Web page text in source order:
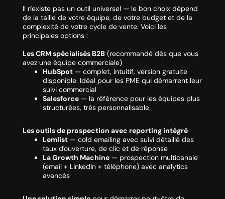
Il n'existe pas un outil universel — le bon choix dépend
de la taille de votre équipe, de votre budget et de la
complexité de votre cycle de vente. Voici les
principales options :
Les CRM spécialisés B2B (recommandé dès que vous
avez une équipe commerciale)
HubSpot— complet, intuitif, version gratuite
disponible. Idéal pour les PME qui démarrent leur
suivi commercial
Salesforce— la référence pour les équipes plus
structurées, très personnalisable
Les outils de prospection avec reporting intégré
Lemlist— cold emailing avec suivi détaillé des
taux d'ouverture, de clic et de réponse
La Growth Machine— prospection multicanale
(email + LinkedIn + téléphone) avec analytics
avancés